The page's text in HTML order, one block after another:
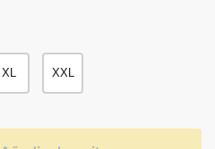
XL XXL